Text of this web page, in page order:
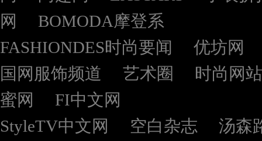
网
BOMODA摩登系
FASHIONDES时尚要闻
优坊网
国网服饰频道
艺术圈
时尚网站
蜜网
FI中文网
StyleTV中文网
空白杂志
汤森